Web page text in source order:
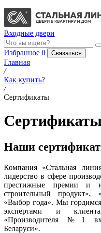
Входные двери
Избранное 0 Связаться
Главная
/
Как купить?
/
Сертификаты
Наши
Компания «Стальная
лидерство в сфере
престижные премии и
строительный
«Выбор года». Мы
экспертами и
«Производителя №1
Беларуси».